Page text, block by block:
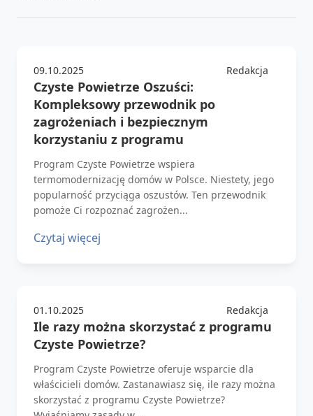
09.10.2025 Redakcja
Czyste Powietrze Oszuści:
Kompleksowy przewodnik po
zagrożeniach i bezpiecznym
korzystaniu z programu
Program Czyste Powietrze wspiera
termomodernizację domów w Polsce. Niestety, jego
popularność przyciąga oszustów. Ten przewodnik
pomoże Ci rozpoznać zagrożen...
Czytaj więcej
01.10.2025 Redakcja
Ile razy można skorzystać z programu
Czyste Powietrze?
Program Czyste Powietrze oferuje wsparcie dla
właścicieli domów. Zastanawiasz się, ile razy można
skorzystać z programu Czyste Powietrze?